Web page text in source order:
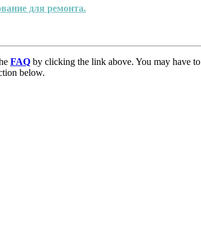
для ремонта.
FAQ by clicking the link above. You may have to
below.